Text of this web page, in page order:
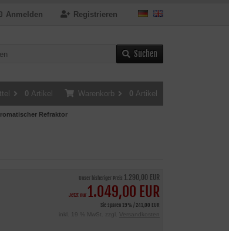
Registrieren
Anmelden
Suchen
Warenkorb 0 Artikel
0 Artikel
Refraktor
Unser bisheriger Preis 1.290,00 EUR
Jetzt nur1.049,00 EUR
Sie sparen 19% / 241,00 EUR
inkl. 19 % MwSt. zzgl.
Versandkosten